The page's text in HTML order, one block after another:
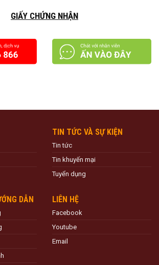
GIẤY CHỨNG NHẬN
TIN TỨC VÀ SỰ KIỆN
Tin tức
Tin khuyến mại
Tuyển dụng
DẪN LIÊN HỆ
Facebook
Youtube
Email